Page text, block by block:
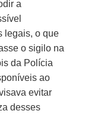
a
legais, o que
o sigilo na
da Polícia
ao
evitar
desses